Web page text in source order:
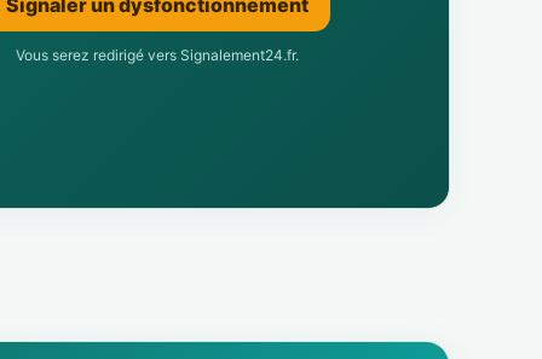
Vous serez redirigé vers Signalement24.fr.